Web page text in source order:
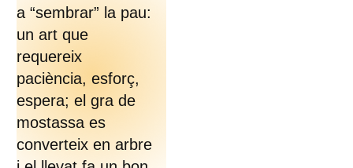
a “sembrar” la pau:
un art que
requereix
paciència, esforç,
espera; el gra de
mostassa es
converteix en arbre